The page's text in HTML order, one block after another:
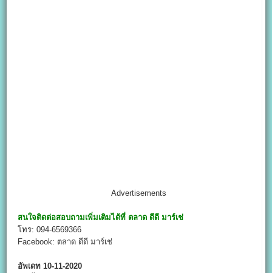
Advertisements
สนใจติดต่อสอบถามเพิ่มเติมได้ที่ ตลาด ดีดี มาร์เช่
โทร: 094-6569366
Facebook: ตลาด ดีดี มาร์เช่
อัพเดท 10-11-2020